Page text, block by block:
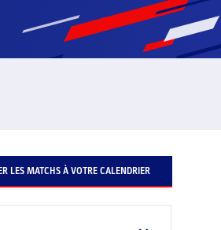
LES MATCHS À VOTRE CALENDRIER